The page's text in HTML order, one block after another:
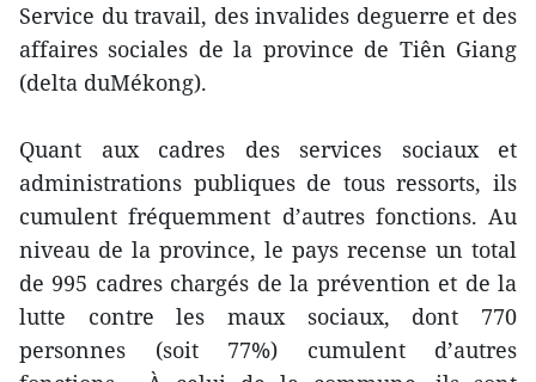
Service du travail, des invalides deguerre et des
affaires sociales de la province de Tiên Giang
(delta duMékong).
Quant aux cadres des services sociaux et
administrations publiques de tous ressorts, ils
cumulent fréquemment d’autres fonctions. Au
niveau de la province, le pays recense un total
de 995 cadres chargés de la prévention et de la
lutte contre les maux sociaux, dont 770
personnes (soit 77%) cumulent d’autres